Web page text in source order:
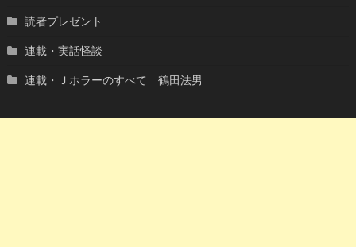
読者プレゼント
連載・実話怪談
連載・Ｊホラーのすべて 鶴田法男